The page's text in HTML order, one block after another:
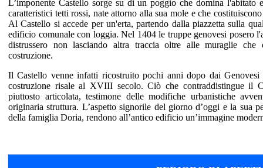
L’imponente Castello sorge su di un poggio che domina l'abitato
caratteristici tetti rossi, nate attorno alla sua mole e che
Al Castello si accede per un'erta, partendo dalla piazzetta sulla
edificio comunale con loggia. Nel 1404 le truppe genovesi posero
distrussero non lasciando altra traccia oltre alle muraglie
costruzione.
Il Castello venne infatti ricostruito pochi anni dopo dai
costruzione risale al XVIII secolo. Ciò che contraddistingue il
piuttosto articolata, testimone delle modifiche urbanistiche
originaria struttura. L’aspetto signorile del giorno d’oggi e la sua
della famiglia Doria, rendono all’antico edificio un’immagine